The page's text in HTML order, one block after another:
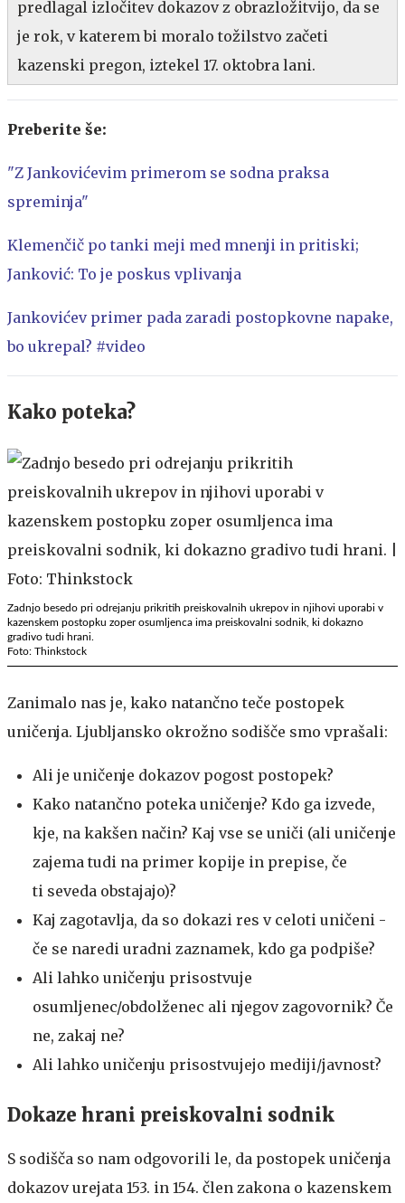
predlagal izločitev dokazov z obrazložitvijo, da se
je rok, v katerem bi moralo tožilstvo začeti
kazenski pregon, iztekel 17. oktobra lani.
Preberite še:
"Z Jankovićevim primerom se sodna praksa
spreminja"
Klemenčič po tanki meji med mnenji in pritiski;
Janković: To je poskus vplivanja
Jankovićev primer pada zaradi postopkovne napake,
bo ukrepal? #video
Kako poteka?
Zadnjo besedo pri odrejanju prikritih preiskovalnih ukrepov in njihovi uporabi v
kazenskem postopku zoper osumljenca ima preiskovalni sodnik, ki dokazno
gradivo tudi hrani.
Foto: Thinkstock
Zanimalo nas je, kako natančno teče postopek
uničenja. Ljubljansko okrožno sodišče smo vprašali:
Ali je uničenje dokazov pogost postopek?
Kako natančno poteka uničenje? Kdo ga izvede,
kje, na kakšen način? Kaj vse se uniči (ali uničenje
zajema tudi na primer kopije in prepise, če
ti seveda obstajajo)?
Kaj zagotavlja, da so dokazi res v celoti uničeni -
če se naredi uradni zaznamek, kdo ga podpiše?
Ali lahko uničenju prisostvuje
osumljenec/obdolženec ali njegov zagovornik? Če
ne, zakaj ne?
Ali lahko uničenju prisostvujejo mediji/javnost?
Dokaze hrani preiskovalni sodnik
S sodišča so nam odgovorili le, da postopek uničenja
dokazov urejata 153. in 154. člen zakona o kazenskem